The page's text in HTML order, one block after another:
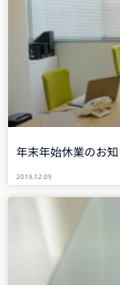
年末年始休業のお
2019.12.09